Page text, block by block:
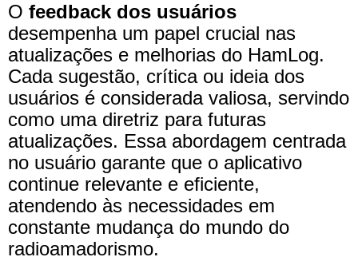
O feedback dos usuários
desempenha um papel crucial nas
atualizações e melhorias do HamLog.
Cada sugestão, crítica ou ideia dos
usuários é considerada valiosa, servindo
como uma diretriz para futuras
atualizações. Essa abordagem centrada
no usuário garante que o aplicativo
continue relevante e eficiente,
atendendo às necessidades em
constante mudança do mundo do
radioamadorismo.